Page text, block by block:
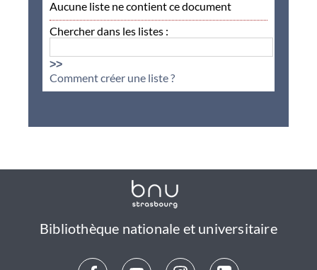
Aucune liste ne contient ce document
Chercher dans les listes :
>>
Comment créer une liste ?
Bibliothèque nationale et universitaire